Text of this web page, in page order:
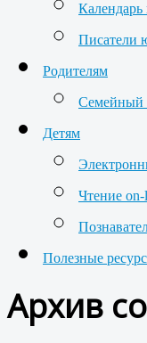
Писатели
Родителям
Семейный
Детям
Чтение
Полезные
Архив